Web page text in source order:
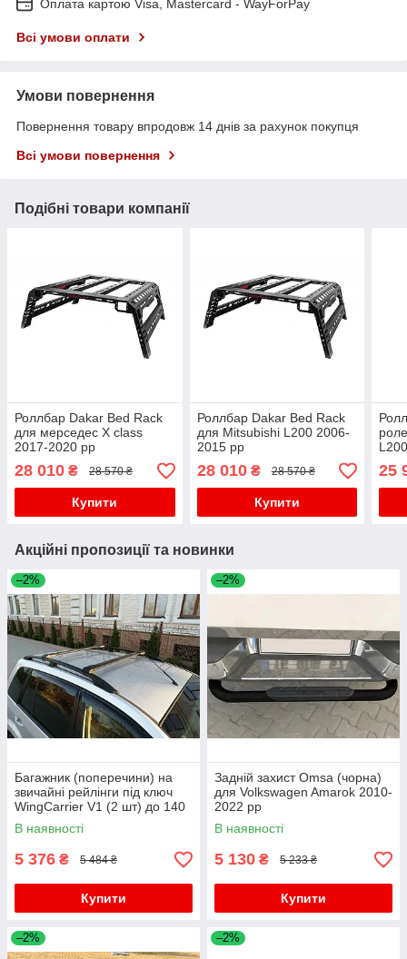
Оплата картою Visa, Mastercard - WayForPay
Всі умови оплати
Умови повернення
Повернення товару впродовж 14 днів за рахунок покупця
Всі умови повернення
Подібні товари компанії
Роллбар Dakar Bed Rack
для мерседес X class
2017-2020 рр
28 010 ₴ 28 570 ₴
Купити
Роллбар Dakar Bed Rack
для Mitsubishi L200 2006-
2015 рр
28 010₴ 28 570 ₴
Купити
25
Акційні пропозиції та новинки
–2%
Багажник (поперечини) на
звичайні рейлінги під ключ
WingCarrier V1 (2 шт) до 140
см, чорний для Volkswagen
Amarok 2010-2022 рр
В наявності
5 376 ₴ 5 484 ₴
Купити
–2%
Задній захист Omsa (чорна)
для Volkswagen Amarok 2010-
2022 рр
В наявності
5 130 ₴ 5 233 ₴
Купити
–2% –2%